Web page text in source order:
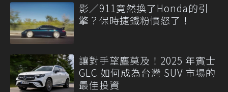
影／911竟然換了Honda的引
擎？保時捷鐵粉憤怒了！
讓對手望塵莫及！2025 年賓士
GLC 如何成為台灣 SUV 市場的
最佳投資